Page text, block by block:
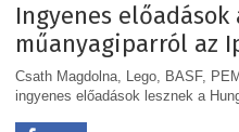
Ingyenes előadások
műanyagiparról az
Csath Magdolna, Lego, BASF,
ingyenes előadások lesznek a